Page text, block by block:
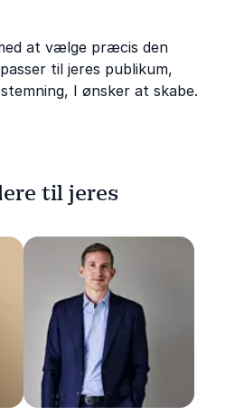
at vælge præcis den
til jeres publikum,
I ønsker at skabe.
til jeres